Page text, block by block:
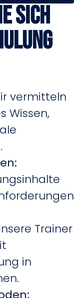
sich
vermitteln
Wissen,
Trainer
in